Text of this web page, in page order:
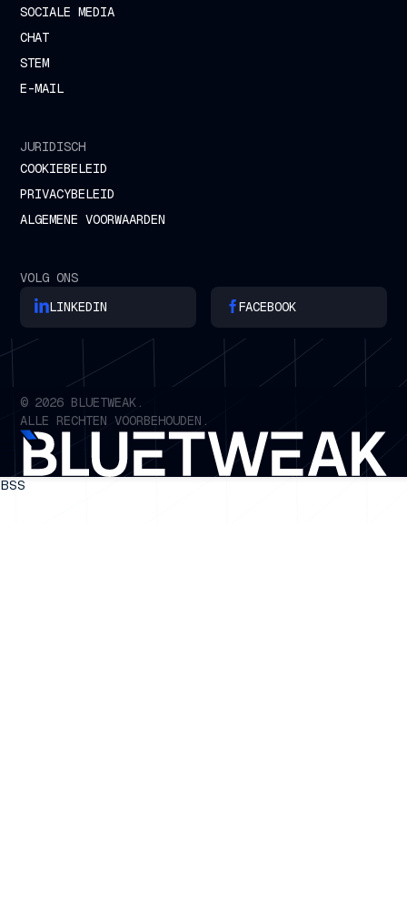
VOLG ONS
LINKEDIN
FACEBOOK
SOCIALE MEDIA
CHAT
STEM
E-MAIL
JURIDISCH
COOKIEBELEID
PRIVACYBELEID
ALGEMENE VOORWAARDEN
© 2026 BLUETWEAK.
ALLE RECHTEN VOORBEHOUDEN.
BSS